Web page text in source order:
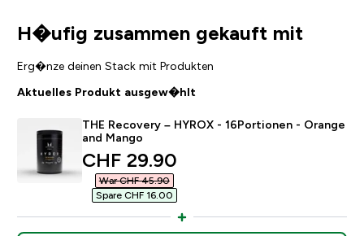
H�ufig zusammen gekauft mit
Erg�nze deinen Stack mit Produkten
Aktuelles Produkt ausgew�hlt
THE Recovery – HYROX - 16Portionen - Orange
and Mango
discounted price
CHF 29.90‎
War CHF 45.90‎
Spare CHF 16.00‎